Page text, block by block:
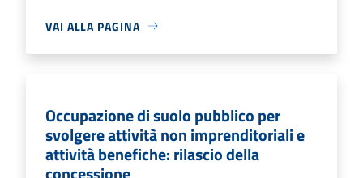
VAI ALLA PAGINA
Occupazione di suolo pubblico per
svolgere attività non imprenditoriali e
attività benefiche: rilascio della